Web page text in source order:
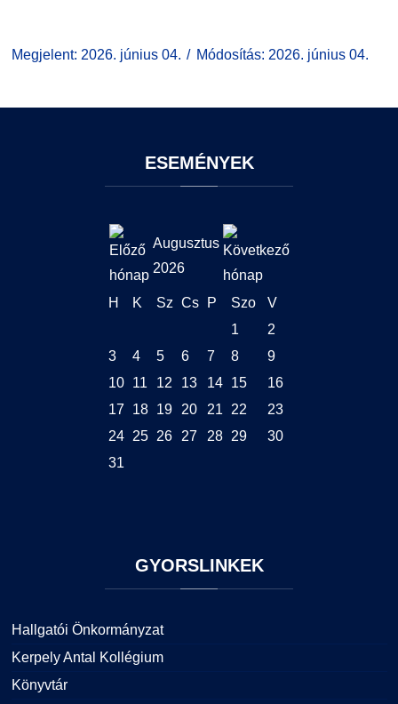
Megjelent: 2026. június 04. Módosítás: 2026. június 04.
ESEMÉNYEK
Augusztus
2026
H K Sz Cs P Szo
V
1
2
3
4 5 6 7 8
9
10
11 12 13 14 15
16
17
18 19 20 21 22
23
24
25 26 27 28 29
30
31
GYORSLINKEK
Hallgatói Önkormányzat
Kerpely Antal Kollégium
Könyvtár